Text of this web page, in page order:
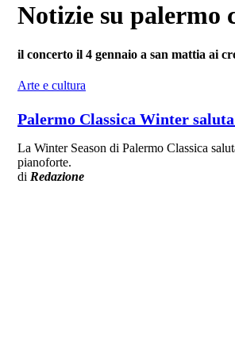
Notizie su palermo
il concerto il 4 gennaio a san mattia ai
Arte e cultura
Palermo Classica Winter
La Winter Season di Palermo Classica
pianoforte.
di Redazione